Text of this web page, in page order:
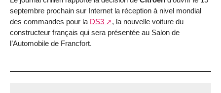
septembre prochain sur Internet la réception à nivel mondial
des commandes pour la DS3
, la nouvelle voiture du
constructeur français qui sera présentée au Salon de
l’Automobile de Francfort.